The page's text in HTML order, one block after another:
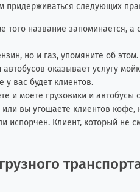
придерживаться следующих
название запоминается,
но и газ, упомяните об
оказывает услугу
вас будет клиентов.
моете грузовики и автобусы
вы угощаете клиентов кофе,
Клиент, который не